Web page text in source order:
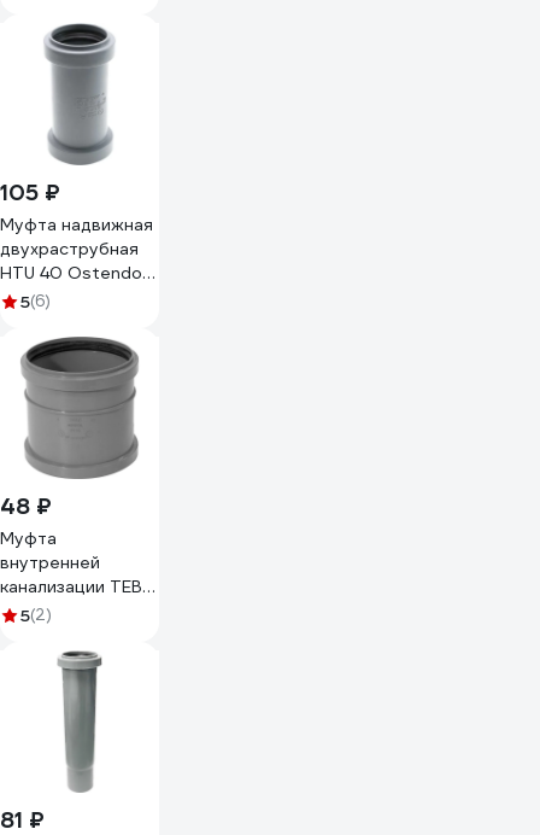
105 ₽
Муфта надвижная
двухраструбная
HTU 40 Ostendorf
111500
5(6)
48 ₽
Муфта
внутренней
канализации TEBO
ПП 32, ремонтная
5(2)
81 ₽